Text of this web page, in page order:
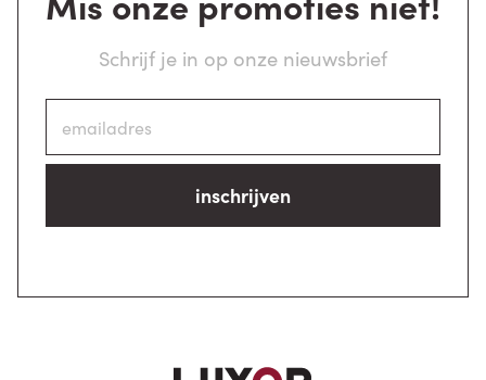
Schrijf je in op onze nieuwsbrief
inschrijven